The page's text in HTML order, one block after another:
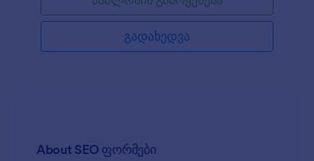
გადახედვა
About SEO ფორმები